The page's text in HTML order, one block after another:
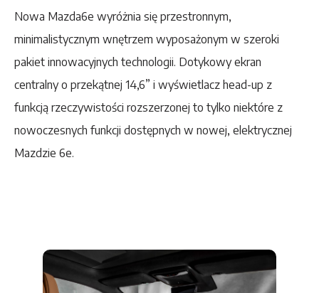
Nowa Mazda6e wyróżnia się przestronnym,
minimalistycznym wnętrzem wyposażonym w szeroki
pakiet innowacyjnych technologii. Dotykowy ekran
centralny o przekątnej 14,6” i wyświetlacz head-up z
funkcją rzeczywistości rozszerzonej to tylko niektóre z
nowoczesnych funkcji dostępnych w nowej, elektrycznej
Mazdzie 6e.